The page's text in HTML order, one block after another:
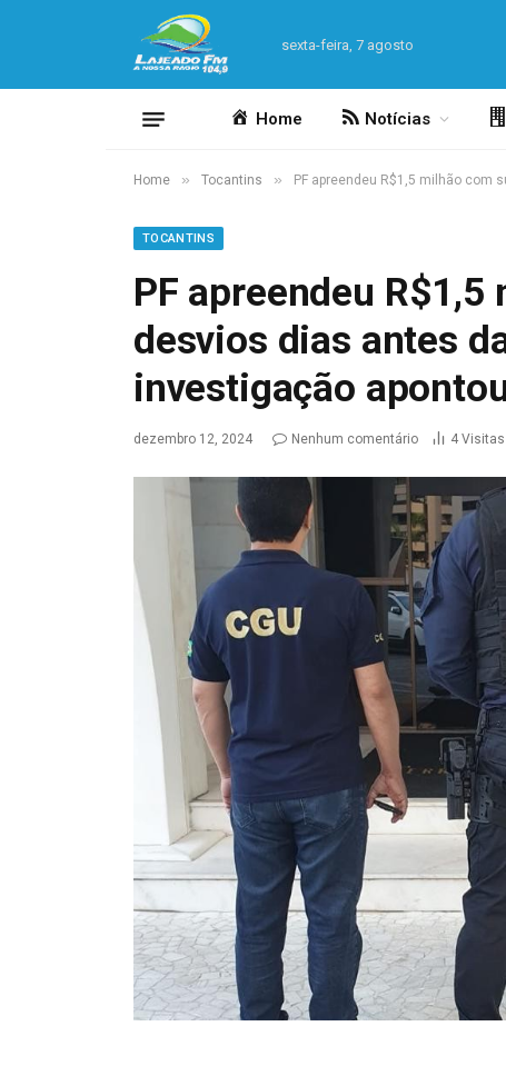
sexta-feira, 7 agosto
Home Notícias
Home » Tocantins » PF apreendeu R$1,5 milhão com
TOCANTINS
PF apreendeu
desvios dias antes
investigação
dezembro 12, 2024 Nenhum comentário 4 Visitas